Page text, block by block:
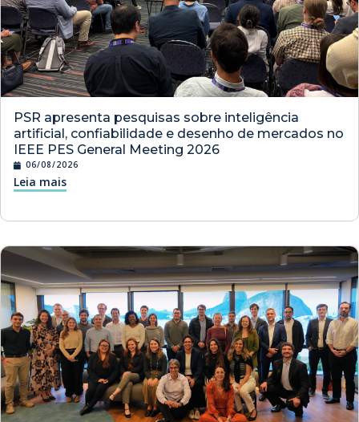
PSR apresenta pesquisas sobre inteligência
artificial, confiabilidade e desenho de mercados no
IEEE PES General Meeting 2026
06/08/2026
Leia mais